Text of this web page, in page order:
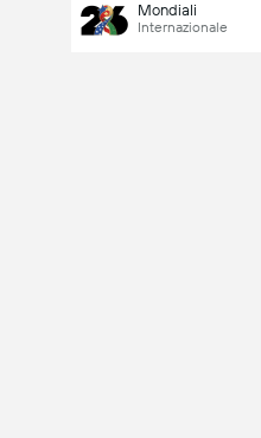
Mondiali
Internazionale